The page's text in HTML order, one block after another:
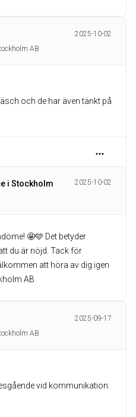
2025-10-02
AB
och de har även tänkt på
i Stockholm
2025-10-02
🤩🩵 Det betyder
du är nöjd. Tack för
att höra av dig igen
AB
2025-09-17
AB
vid kommunikation.